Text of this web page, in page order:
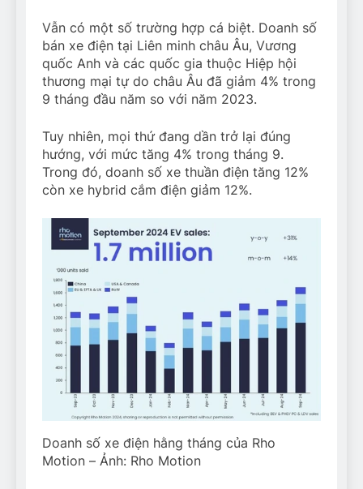
Vẫn có một số trường hợp cá biệt. Doanh số
bán xe điện tại Liên minh châu Âu, Vương
quốc Anh và các quốc gia thuộc Hiệp hội
thương mại tự do châu Âu đã giảm 4% trong
9 tháng đầu năm so với năm 2023.
Tuy nhiên, mọi thứ đang dần trở lại đúng
hướng, với mức tăng 4% trong tháng 9.
Trong đó, doanh số xe thuần điện tăng 12%
còn xe hybrid cắm điện giảm 12%.
Doanh số xe điện hằng tháng của Rho
Motion – Ảnh: Rho Motion